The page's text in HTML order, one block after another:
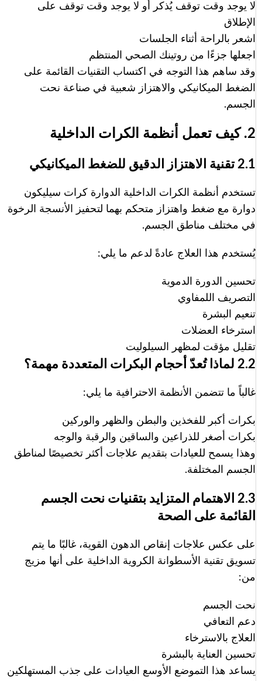
لا يوجد وقت توقف يُذكر أو لا يوجد وقت توقف على
الإطلاق
اشعر بالراحة أثناء الجلسات
اجعلها جزءًا من روتينك الصحي المنتظم
وقد ساهم هذا التوجه في اكتساب التقنيات القائمة على
الضغط الميكانيكي والاهتزاز شعبية في صناعة نحت
الجسم.
2. كيف تعمل أنظمة الكرات الداخلية
2.1 تقنية الاهتزاز الدقيق للضغط الميكانيكي
تستخدم أنظمة الكرات الداخلية الدوارة كرات سيليكون
دوارة مع ضغط واهتزاز متحكم بهما لتحفيز الأنسجة الرخوة
في مختلف مناطق الجسم.
يُستخدم هذا العلاج عادةً لدعم ما يلي:
تحسين الدورة الدموية
التصريف اللمفاوي
تنعيم البشرة
استرخاء العضلات
تقليل مؤقت لمظهر السيلوليت
2.2 لماذا تُعدّ أحجام البكرات المتعددة مهمة؟
غالباً ما تتضمن الأنظمة الاحترافية ما يلي:
بكرات أكبر للفخذين والبطن والظهر والوركين
بكرات أصغر للذراعين والساقين والرقبة والوجه
وهذا يسمح للعيادات بتقديم علاجات أكثر تخصيصًا لمناطق
الجسم المختلفة.
2.3 الاهتمام المتزايد بتقنيات نحت الجسم
القائمة على الصحة
على عكس علاجات إنقاص الدهون القوية، غالبًا ما يتم
تسويق تقنية الأسطوانة الكروية الداخلية على أنها مزيج
من:
نحت الجسم
دعم التعافي
العلاج بالاسترخاء
تحسين العناية بالبشرة
يساعد هذا التموضع الأوسع العيادات على جذب المستهلكين